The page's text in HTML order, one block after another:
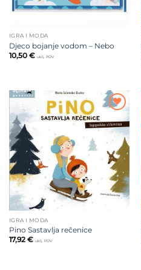
IGRA I MODA
Djeco bojanje vodom – Nebo
10,50 € uklj. PDV
Dodajte
na listu
želja
IGRA I MODA
Pino Sastavlja rečenice
17,92 € uklj. PDV